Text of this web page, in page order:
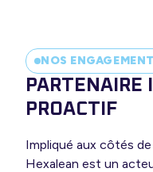
métal
NOS
PARTENAIRE
PROACTIF
Impliqué aux côtés
Hexalean est un